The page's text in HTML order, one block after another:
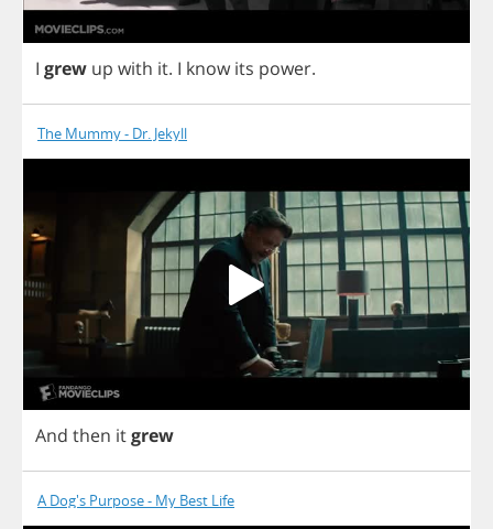
I grew up with it. I know its power.
The Mummy - Dr. Jekyll
And then itgrew
A Dog's Purpose - My Best Life